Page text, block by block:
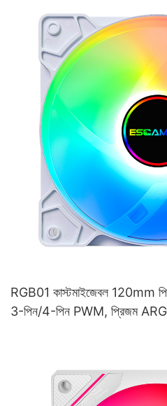
RGB01 কাস্টমাইজেবল 120mm
3-পিন/4-পিন PWM, প্রিজম